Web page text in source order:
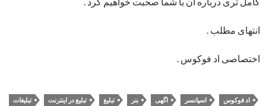
انتهای مطلب .
اختصاصی اد فوکوس .
اد فوکوس اسپانسر اگهی بنر تبلیغ تبلیغ در اینترنت
تبلیغات